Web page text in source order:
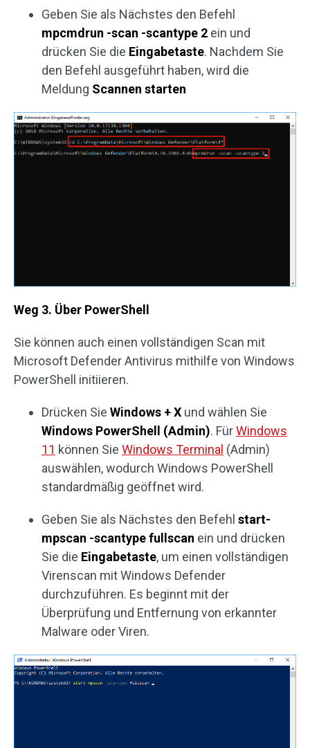
Geben Sie als Nächstes den Befehl
mpcmdrun -scan -scantype 2 ein und
drücken Sie die Eingabetaste. Nachdem Sie
den Befehl ausgeführt haben, wird die
Meldung Scannen starten
Weg 3. Über PowerShell
Sie können auch einen vollständigen Scan mit
Microsoft Defender Antivirus mithilfe von Windows
PowerShell initiieren.
Drücken Sie Windows + X und wählen Sie
Windows PowerShell (Admin). FürWindows
11 können Sie Windows Terminal (Admin)
auswählen, wodurch Windows PowerShell
standardmäßig geöffnet wird.
Geben Sie als Nächstes den Befehl start-
mpscan -scantype fullscan ein und drücken
Sie die Eingabetaste, um einen vollständigen
Virenscan mit Windows Defender
durchzuführen. Es beginnt mit der
Überprüfung und Entfernung von erkannter
Malware oder Viren.